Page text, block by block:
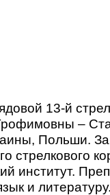
13-й
–
Польши.
стрелкового
институт.
и